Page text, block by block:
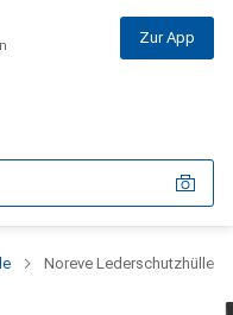
Zur App
Noreve Lederschutzhülle